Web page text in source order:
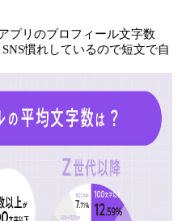
プリのプロフィール文字数
慣れしているので短文で自